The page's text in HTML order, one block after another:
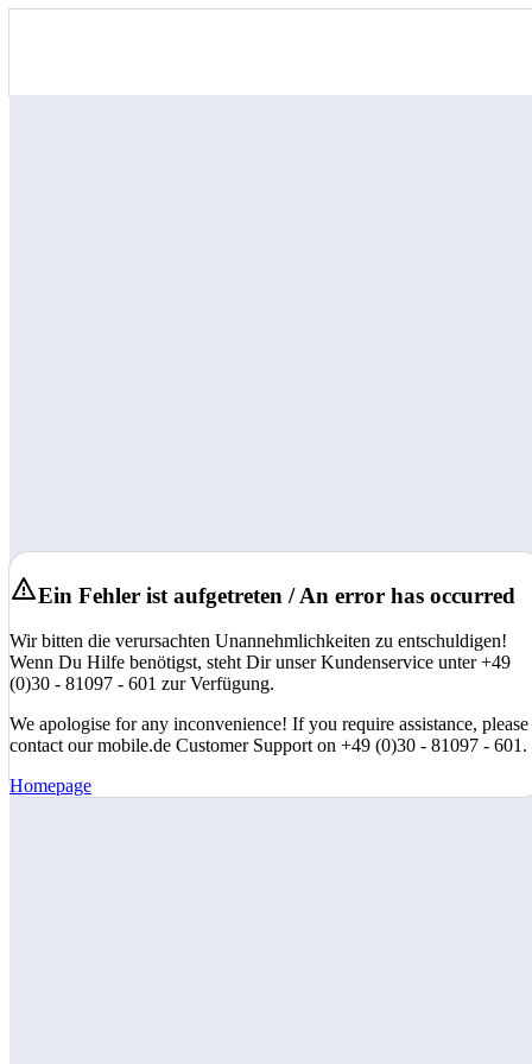
Ein Fehler ist aufgetreten / An error has occurred
Wir bitten die verursachten Unannehmlichkeiten zu entschuldigen!
Wenn Du Hilfe benötigst, steht Dir unser Kundenservice unter +49
(0)30 - 81097 - 601 zur Verfügung.
We apologise for any inconvenience! If you require assistance, please
contact our mobile.de Customer Support on +49 (0)30 - 81097 - 601.
Homepage